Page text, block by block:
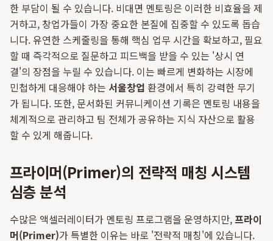
한 부담이 될 수 있습니다. 비대면 멘토링은 이러한 비효율을 제
거하고, 창업가들이 가장 중요한 본질에 집중할 수 있도록 돕습
니다. 유연한 스케줄링을 통해 핵심 업무 시간을 확보하고, 필요
할 때 즉각적으로 질문하고 피드백을 받을 수 있는 '상시 연
결'의 장점을 누릴 수 있습니다. 이는 빠르게 변화하는 시장에
민첩하게 대응해야 하는 서울창업 환경에서 특히 강력한 무기
가 됩니다. 또한, 문서화된 커뮤니케이션 기록은 멘토링 내용을
체계적으로 관리하고 팀 전체가 공유하는 지식 자산으로 활용
할 수 있게 해줍니다.
프라이머(Primer)의 전략적 매칭 시스템
심층 분석
수많은 액셀러레이터가 멘토링 프로그램을 운영하지만,프라이
머(Primer)가 특별한 이유는 바로 '전략적 매칭'에 있습니다.